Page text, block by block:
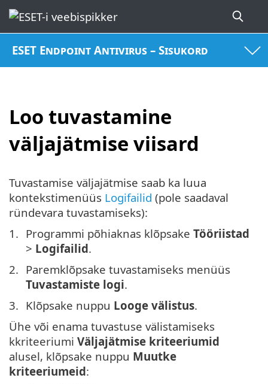
ESET Endpoint Antivirus – Sisukord
Loo tuvastamine
väljajätmise viisard
Tuvastamise väljajätmise saab ka luua
kontekstimenüüs Logifailid (pole saadaval
ründevara tuvastamiseks):
Programmi põhiaknas klõpsake Tööriistad
> Logifailid.
Paremklõpsake tuvastamiseks menüüs
Tuvastamiste logi.
Klõpsake nuppu Looge välistus.
Ühe või enama tuvastuse välistamiseks
kkriteeriumi Väljajätmise kriteeriumid
alusel, klõpsake nuppu Muutke
kriteeriumeid: